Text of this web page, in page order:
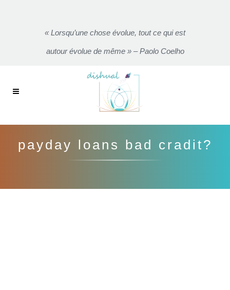
« Lorsqu’une chose évolue, tout ce qui est
autour évolue de même » – Paolo Coelho
payday loans bad cradit?